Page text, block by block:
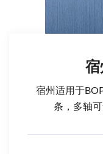
宿州适用于
条，多轴